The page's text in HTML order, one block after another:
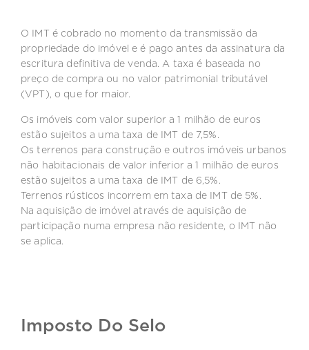
O IMT é cobrado no momento da transmissão da
propriedade do imóvel e é pago antes da assinatura da
escritura definitiva de venda. A taxa é baseada no
preço de compra ou no valor patrimonial tributável
(VPT), o que for maior.
Os imóveis com valor superior a 1 milhão de euros
estão sujeitos a uma taxa de IMT de 7,5%.
Os terrenos para construção e outros imóveis urbanos
não habitacionais de valor inferior a 1 milhão de euros
estão sujeitos a uma taxa de IMT de 6,5%.
Terrenos rústicos incorrem em taxa de IMT de 5%.
Na aquisição de imóvel através de aquisição de
participação numa empresa não residente, o IMT não
se aplica.
Imposto Do Selo